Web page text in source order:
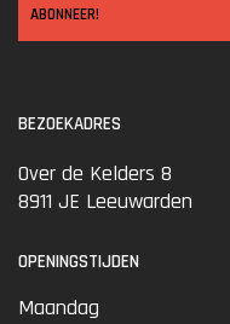
ABONNEER!
BEZOEKADRES
Over de Kelders 8
8911 JE Leeuwarden
OPENINGSTIJDEN
Maandag